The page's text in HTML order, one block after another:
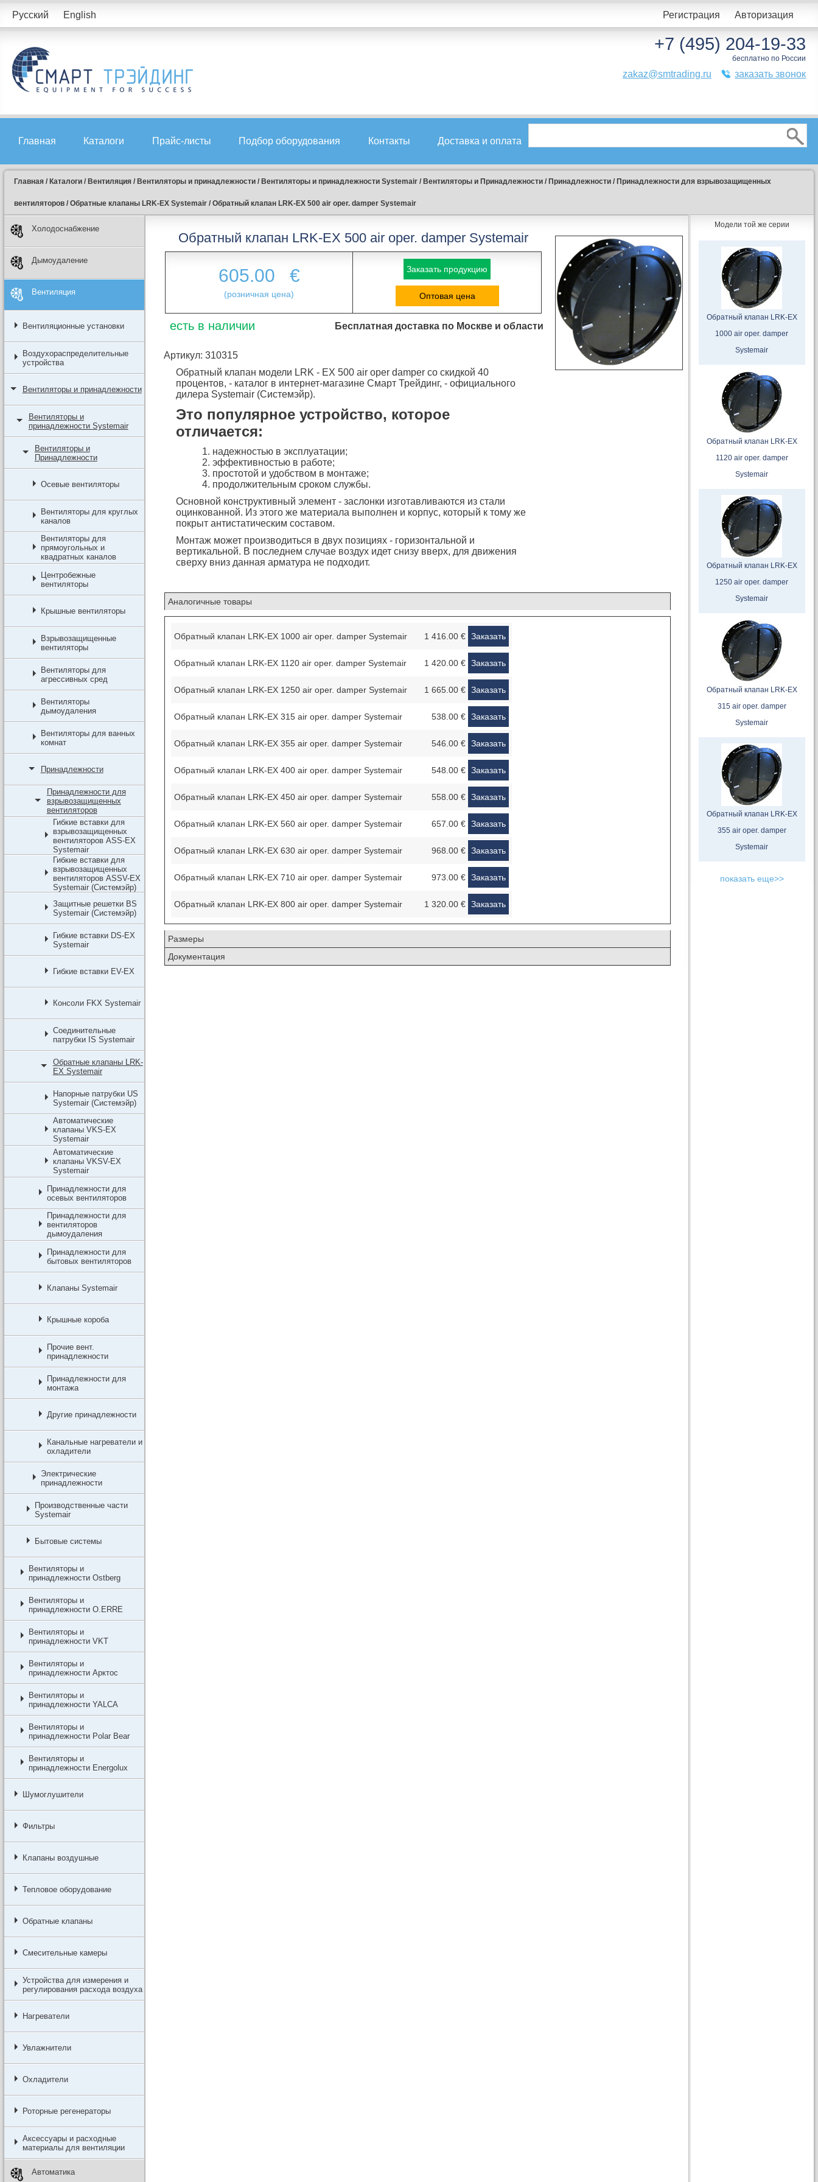
Русский English Регистрация Авторизация
+7 (495) 204-19-33
бесплатно по России
zakaz@smtrading.ru заказать звонок
Главная Каталоги Прайс-листы Подбор оборудования Контакты Доставка и оплата
Главная / Каталоги / Вентиляция / Вентиляторы и принадлежности / Вентиляторы и принадлежности Systemair / Вентиляторы и Принадлежности / Принадлежности / Принадлежности для взрывозащищенных
вентиляторов / Обратные клапаны LRK-EX Systemair / Обратный клапан LRK-EX 500 air oper. damper Systemair
Холодоснабжение
Дымоудаление
Вентиляция
Вентиляционные установки
Воздухораспределительные
устройства
Вентиляторы и принадлежности
Вентиляторы и
принадлежности Systemair
Вентиляторы и
Принадлежности
Осевые вентиляторы
Вентиляторы для круглых
каналов
Вентиляторы для
прямоугольных и
квадратных каналов
Центробежные
вентиляторы
Крышные вентиляторы
Взрывозащищенные
вентиляторы
Вентиляторы для
агрессивных сред
Вентиляторы
дымоудаления
Вентиляторы для ванных
комнат
Принадлежности
Принадлежности для
взрывозащищенных
вентиляторов
Гибкие вставки для
взрывозащищенных
вентиляторов ASS-EX
Systemair
Гибкие вставки для
взрывозащищенных
вентиляторов ASSV-EX
Systemair (Системэйр)
Защитные решетки BS
Systemair (Системэйр)
Гибкие вставки DS-EX
Systemair
Гибкие вставки EV-EX
Консоли FKX Systemair
Соединительные
патрубки IS Systemair
Обратные клапаны LRK-
EX Systemair
Напорные патрубки US
Systemair (Системэйр)
Автоматические
клапаны VKS-EX
Systemair
Автоматические
клапаны VKSV-EX
Systemair
Принадлежности для
осевых вентиляторов
Принадлежности для
вентиляторов
дымоудаления
Принадлежности для
бытовых вентиляторов
Клапаны Systemair
Крышные короба
Прочие вент.
принадлежности
Принадлежности для
монтажа
Другие принадлежности
Канальные нагреватели и
охладители
Электрические
принадлежности
Производственные части
Systemair
Бытовые системы
Вентиляторы и
принадлежности Ostberg
Вентиляторы и
принадлежности O.ERRE
Вентиляторы и
принадлежности VKT
Вентиляторы и
принадлежности Арктос
Вентиляторы и
принадлежности YALCA
Вентиляторы и
принадлежности Polar Bear
Вентиляторы и
принадлежности Energolux
Шумоглушители
Фильтры
Клапаны воздушные
Тепловое оборудование
Обратные клапаны
Смесительные камеры
Устройства для измерения и
регулирования расхода воздуха
Нагреватели
Увлажнители
Охладители
Роторные регенераторы
Аксессуары и расходные
материалы для вентиляции
Автоматика
Обратный клапан LRK-EX 500 air oper. damper Systemair
605.00 €
(розничная цена)
Заказать продукцию
Оптовая цена
есть в наличии Бесплатная доставка по Москве и области
Артикул: 310315
Обратный клапан модели LRK - EX 500 air oper damper со скидкой 40
процентов, - каталог в интернет-магазине Смарт Трейдинг, - официального
дилера Systemair (Системэйр).
Это популярное устройство, которое
отличается:
надежностью в эксплуатации;
эффективностью в работе;
простотой и удобством в монтаже;
продолжительным сроком службы.
Основной конструктивный элемент - заслонки изготавливаются из стали
оцинкованной. Из этого же материала выполнен и корпус, который к тому же
покрыт антистатическим составом.
Монтаж может производиться в двух позициях - горизонтальной и
вертикальной. В последнем случае воздух идет снизу вверх, для движения
сверху вниз данная арматура не подходит.
Аналогичные товары
Обратный клапан LRK-EX 1000 air oper. damper Systemair 1 416.00 € Заказать
Обратный клапан LRK-EX 1120 air oper. damper Systemair 1 420.00 € Заказать
Обратный клапан LRK-EX 1250 air oper. damper Systemair 1 665.00 € Заказать
Обратный клапан LRK-EX 315 air oper. damper Systemair 538.00 € Заказать
Обратный клапан LRK-EX 355 air oper. damper Systemair 546.00 € Заказать
Обратный клапан LRK-EX 400 air oper. damper Systemair 548.00 € Заказать
Обратный клапан LRK-EX 450 air oper. damper Systemair 558.00 € Заказать
Обратный клапан LRK-EX 560 air oper. damper Systemair 657.00 € Заказать
Обратный клапан LRK-EX 630 air oper. damper Systemair 968.00 € Заказать
Обратный клапан LRK-EX 710 air oper. damper Systemair 973.00 € Заказать
Обратный клапан LRK-EX 800 air oper. damper Systemair 1 320.00 € Заказать
Размеры
Документация
Модели той же серии
Обратный клапан LRK-EX
1000 air oper. damper
Systemair
Обратный клапан LRK-EX
1120 air oper. damper
Systemair
Обратный клапан LRK-EX
1250 air oper. damper
Systemair
Обратный клапан LRK-EX
315 air oper. damper
Systemair
Обратный клапан LRK-EX
355 air oper. damper
Systemair
показать еще>>